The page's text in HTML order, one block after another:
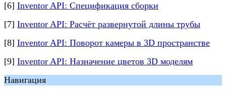
[6] Inventor API: Спецификация сборки
[7] Inventor API: Расчёт развернутой длины трубы
[8] Inventor API: Поворот камеры в 3D пространстве
[9] Inventor API: Назначение цветов 3D моделям
Навигация